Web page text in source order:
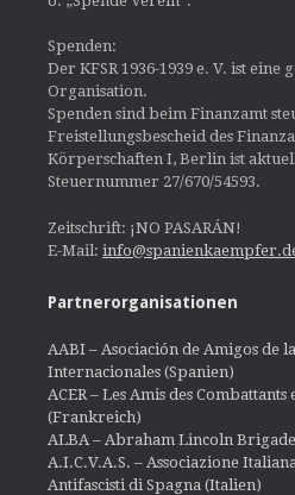
Spenden:
Der KFSR 1936-1939 e. V. ist eine
Organisation.
Spenden sind beim Finanzamt
Freistellungsbescheid des
Körperschaften I, Berlin ist
Steuernummer 27/670/54593.
Zeitschrift: ¡NO PASARÁN!
E-Mail:
Partnerorganisationen
AABI – Asociación de Amigos de
Internacionales (Spanien)
ACER – Les Amis des
(Frankreich)
ALBA – Abraham Lincoln
A.I.C.V.A.S. – Associazione
Antifascisti di Spagna (Italien)